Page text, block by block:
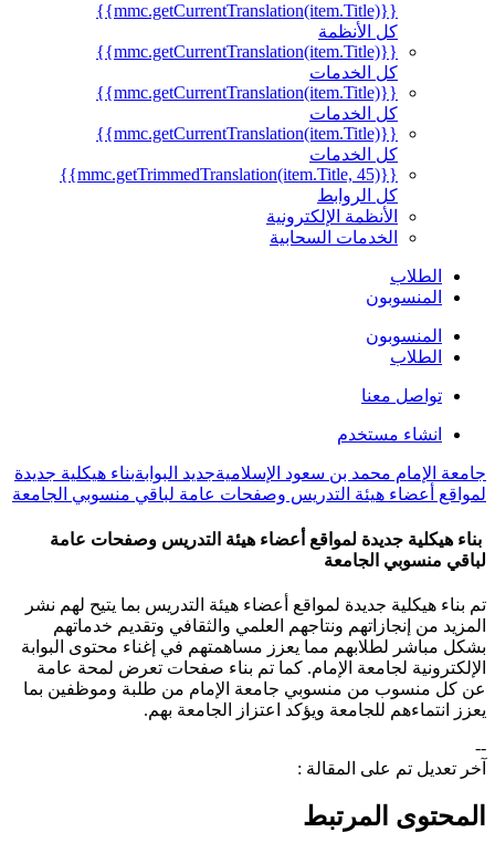
{{mmc.getCurrentTranslation(item.Title)}}
كل الأنظمة
{{mmc.getCurrentTranslation(item.Title)}}
كل الخدمات
{{mmc.getCurrentTranslation(item.Title)}}
كل الخدمات
{{mmc.getCurrentTranslation(item.Title)}}
كل الخدمات
{{mmc.getTrimmedTranslation(item.Title, 45)}}
كل الروابط
الأنظمة الإلكترونية
الخدمات السحابية
الطلاب
المنسوبون
المنسوبون
الطلاب
تواصل معنا
انشاء مستخدم
جامعة الإمام محمد بن سعود الإسلاميةجديد البوابةبناء هيكلية جديدة
لمواقع أعضاء هيئة التدريس وصفحات عامة لباقي منسوبي الجامعة
بناء هيكلية جديدة لمواقع أعضاء هيئة التدريس وصفحات عامة
لباقي منسوبي الجامعة
​​​تم بناء هيكلية جديدة لمواقع أعضاء هيئة التدريس بما يتيح لهم نشر
المزيد من إنجازاتهم ونتاجهم العلمي والثقافي وتقديم خدماتهم
بشكل مباشر لطلابهم مما يعزز مساهمتهم في إغناء محتوى البوابة
الإلكترونية لجامعة الإمام. كما تم بناء صفحات تعرض لمحة عامة
عن كل منسوب من منسوبي جامعة الإمام من طلبة وموظفين بما
يعزز انتماءهم للجامعة ويؤكد اعتزاز الجامعة بهم.​
--
آخر تعديل تم على المقالة :
المحتوى المرتبط